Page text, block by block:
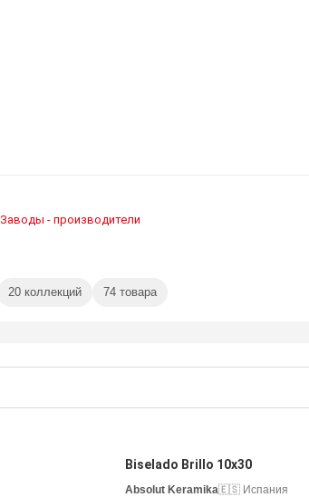
Заводы - производители
20 коллекций 74 товара
Biselado Brillo 10х30
Absolut Keramika🇪🇸 Испания